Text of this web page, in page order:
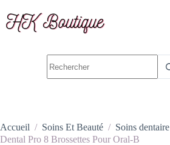
Accueil / Soins Et Beauté / Soins dentaire
Dental Pro 8 Brossettes Pour Oral-B